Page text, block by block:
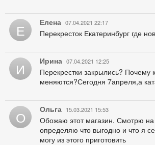
Е Елена 07.04.2021 22:17
Перекресток Екатеринбург где
И Ирина 07.04.2021 12:25
Перекрестки закрылись? Почему
меняются?Сегодня 7апреля,а
О Ольга 15.03.2021 15:53
Обожаю этот магазин. Смотрю
определяю что выгодно и что я
могу из этого приготовить